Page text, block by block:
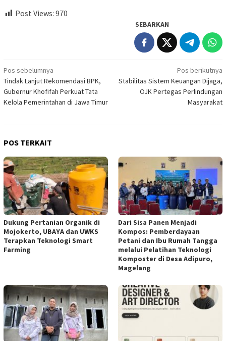
Post Views: 970
SEBARKAN
Navigasi
pos
Pos sebelumnya
Tindak Lanjut Rekomendasi BPK,
Gubernur Khofifah Perkuat Tata
Kelola Pemerintahan di Jawa Timur
Pos berikutnya
Stabilitas Sistem Keuangan Dijaga,
OJK Pertegas Perlindungan
Masyarakat
POS TERKAIT
Dukung Pertanian Organik di
Mojokerto, UBAYA dan UWKS
Terapkan Teknologi Smart
Farming
Dari Sisa Panen Menjadi
Kompos: Pemberdayaan
Petani dan Ibu Rumah Tangga
melalui Pelatihan Teknologi
Komposter di Desa Adipuro,
Magelang